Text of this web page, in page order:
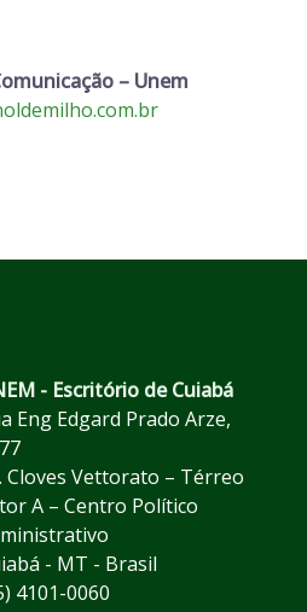
– Unem
- Escritório de Cuiabá
Eng Edgard Prado Arze,
Cloves Vettorato – Térreo
A – Centro Político
- MT - Brasil
4101-0060